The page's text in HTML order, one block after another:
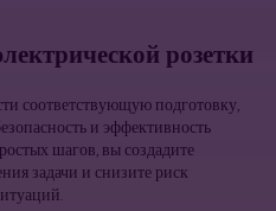
розетки
соответствующую подготовку,
и эффективность
шагов, вы создадите
задачи и снизите риск